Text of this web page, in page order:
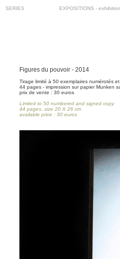
SERIES EXPOSITIONS -
Figures du pouvoir - 2014
Tirage limité à 50 exemplaires numérotés
44 pages - impression sur papier Munken
prix de vente : 30 euros
Limited to 50 numbered and signed copy
44 pages, size 20 X 26 cm
available price : 30 euros